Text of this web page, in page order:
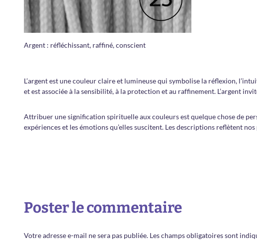
Argent : réfléchissant, raffiné, conscient
L’argent est une couleur claire et lumineuse qui symbolise la réflexion,
et est associée à la sensibilité, à la protection et au raffinement. L’argent
Attribuer une signification spirituelle aux couleurs est quelque chose de
expériences et les émotions qu’elles suscitent. Les descriptions reflètent
Poster le commentaire
Votre adresse e-mail ne sera pas publiée. Les champs obligatoires sont